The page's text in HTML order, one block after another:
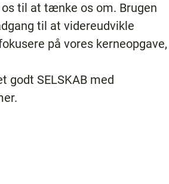
til at tænke os om. Brugen
til at videreudvikle
på vores kerneopgave,
godt SELSKAB med